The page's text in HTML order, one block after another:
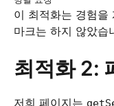
이 최적화는 경험을
마크는 하지 않았습
최적화 2:
저희 페이지는